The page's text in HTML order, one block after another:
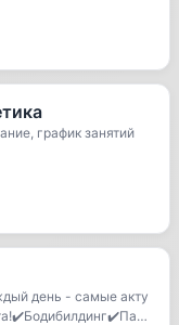
график занятий
день - самые акту